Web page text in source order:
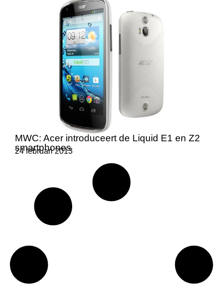
MWC: Acer introduceert de Liquid E1 en Z2
smartphones
24 februari 2013